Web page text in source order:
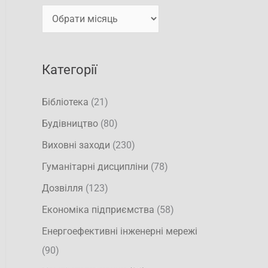
т
Категорії
Бібліотека (21)
Будівництво (80)
Виховні заходи (230)
Гуманітарні дисципліни (78)
Дозвілля (123)
Економіка підприємства (58)
Енергоефективні інженерні мережі
(90)